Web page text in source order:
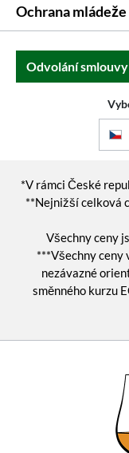
Ochrana mládeže
Odvolání smlouvy
*V rámci České
**Nejnižší celková
Všechny ceny
***Všechny ceny
nezávazné
směnného kurzu